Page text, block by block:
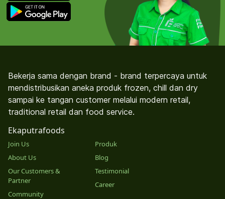
Bekerja sama dengan brand - brand terpercaya untuk
mendistribusikan aneka produk frozen, chill dan dry
sampai ke tangan customer melalui modern retail,
traditional retail dan food service.
Ekaputrafoods
Join Us
About Us
Our Customers &
Partner
Community
Produk
Blog
Testimonial
Career